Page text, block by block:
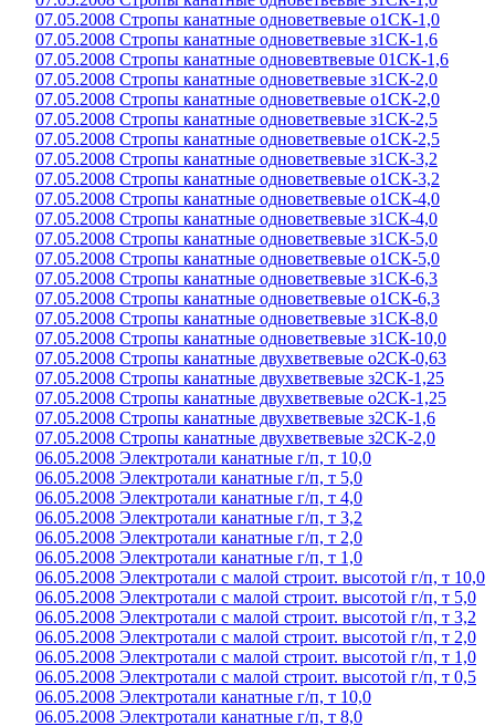
07.05.2008 Стропы канатные одноветвевые о1СК-1,0
07.05.2008 Стропы канатные одноветвевые з1СК-1,6
07.05.2008 Стропы канатные одновевтвевые 01СК-1,6
07.05.2008 Стропы канатные одноветвевые з1СК-2,0
07.05.2008 Стропы канатные одноветвевые о1СК-2,0
07.05.2008 Стропы канатные одноветвевые з1СК-2,5
07.05.2008 Стропы канатные одноветвевые о1СК-2,5
07.05.2008 Стропы канатные одноветвевые з1СК-3,2
07.05.2008 Стропы канатные одноветвевые о1СК-3,2
07.05.2008 Стропы канатные одноветвевые о1СК-4,0
07.05.2008 Стропы канатные одноветвевые з1СК-4,0
07.05.2008 Стропы канатные одноветвевые з1СК-5,0
07.05.2008 Стропы канатные одноветвевые о1СК-5,0
07.05.2008 Стропы канатные одноветвевые з1СК-6,3
07.05.2008 Стропы канатные одноветвевые о1СК-6,3
07.05.2008 Стропы канатные одноветвевые з1СК-8,0
07.05.2008 Стропы канатные одноветвевые з1СК-10,0
07.05.2008 Стропы канатные двухветвевые о2СК-0,63
07.05.2008 Стропы канатные двухветвевые з2СК-1,25
07.05.2008 Стропы канатные двухветвевые о2СК-1,25
07.05.2008 Стропы канатные двухветвевые з2СК-1,6
07.05.2008 Стропы канатные двухветвевые з2СК-2,0
06.05.2008 Электротали канатные г/п, т 10,0
06.05.2008 Электротали канатные г/п, т 5,0
06.05.2008 Электротали канатные г/п, т 4,0
06.05.2008 Электротали канатные г/п, т 3,2
06.05.2008 Электротали канатные г/п, т 2,0
06.05.2008 Электротали канатные г/п, т 1,0
06.05.2008 Электротали с малой строит. высотой г/п, т 10,0
06.05.2008 Электротали с малой строит. высотой г/п, т 5,0
06.05.2008 Электротали с малой строит. высотой г/п, т 3,2
06.05.2008 Электротали с малой строит. высотой г/п, т 2,0
06.05.2008 Электротали с малой строит. высотой г/п, т 1,0
06.05.2008 Электротали с малой строит. высотой г/п, т 0,5
06.05.2008 Электротали канатные г/п, т 10,0
06.05.2008 Электротали канатные г/п, т 8,0